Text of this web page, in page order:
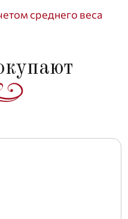
среднего веса